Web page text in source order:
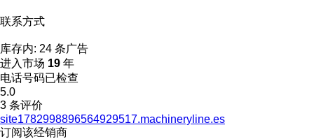
联系方式
库存内: 24 条广告
进入市场 19 年
电话号码已检查
5.0
3 条评价
site1782998896564929517.machineryline.es
订阅该经销商